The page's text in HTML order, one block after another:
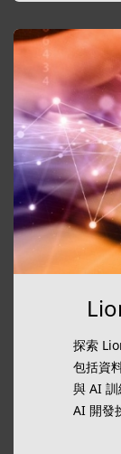
探索
包括資
與 AI
AI 開發